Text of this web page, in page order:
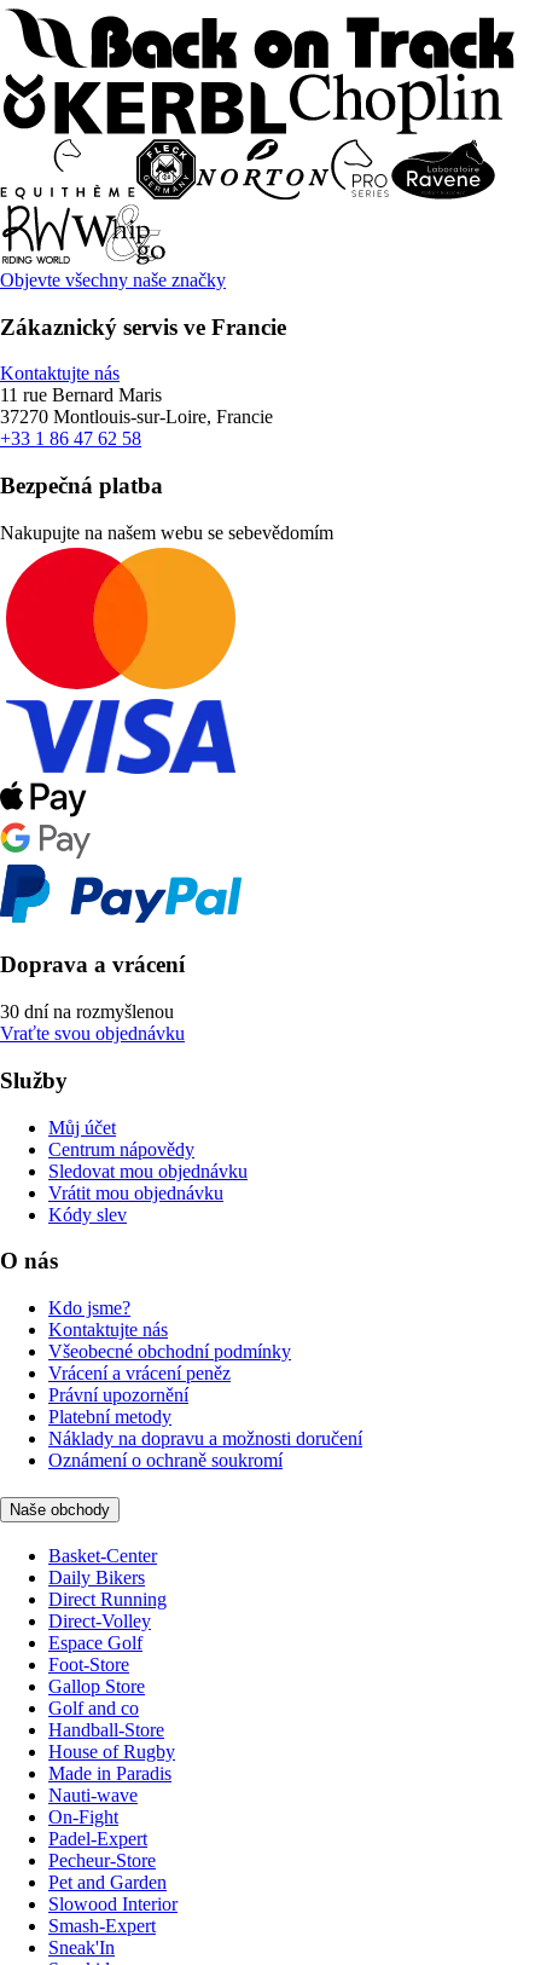
Objevte všechny naše značky
Zákaznický servis ve Francie
Kontaktujte nás
11 rue Bernard Maris
37270 Montlouis-sur-Loire, Francie
+33 1 86 47 62 58
Bezpečná platba
Nakupujte na našem webu se sebevědomím
Doprava a vrácení
30 dní na rozmyšlenou
Vraťte svou objednávku
Služby
Můj účet
Centrum nápovědy
Sledovat mou objednávku
Vrátit mou objednávku
Kódy slev
O nás
Kdo jsme?
Kontaktujte nás
Všeobecné obchodní podmínky
Vrácení a vrácení peněz
Právní upozornění
Platební metody
Náklady na dopravu a možnosti doručení
Oznámení o ochraně soukromí
Naše obchody
Basket-Center
Daily Bikers
Direct Running
Direct-Volley
Espace Golf
Foot-Store
Gallop Store
Golf and co
Handball-Store
House of Rugby
Made in Paradis
Nauti-wave
On-Fight
Padel-Expert
Pecheur-Store
Pet and Garden
Slowood Interior
Smash-Expert
Sneak'In